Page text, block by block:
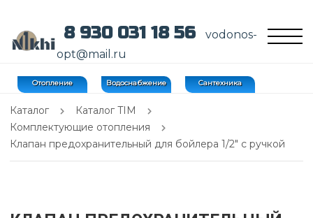
8 930 031 18 56
vodonos-
opt@mail.ru
Отопление Водоснабжение Сантехника
Каталог
Каталог TIM
Комплектующие отопления
Клапан предохранительный для бойлера 1/2" с ручкой